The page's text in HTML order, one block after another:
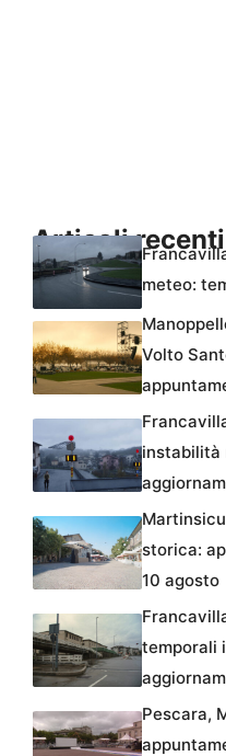
Articoli recenti
meteo:
Volto
instabilità
storica:
10 agosto
temporali
Pescara,